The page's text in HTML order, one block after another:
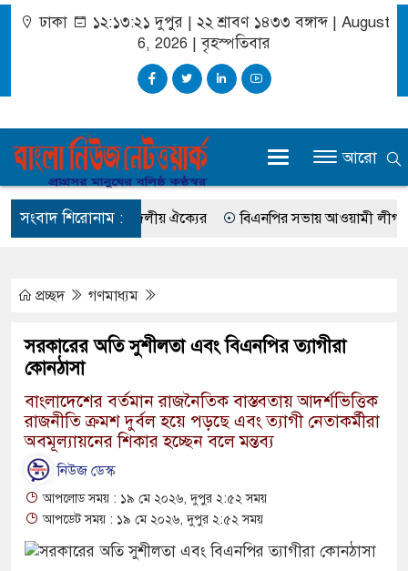
ঢাকা ১২:১৩:২২ দুপুর| ২২ শ্রাবণ ১৪৩৩ বঙ্গাব্দ | August
6, 2026 |বৃহস্পতিবার
আরো
সংবাদ শিরোনাম :
ঘোষণা ১১-দলীয় ঐক্যের বিএনপির সভায় আওয়ামী লীগ
প্রচ্ছদ গণমাধ্যম
সরকারের অতি সুশীলতা এবং বিএনপির ত্যাগীরা
কোনঠাসা
বাংলাদেশের বর্তমান রাজনৈতিক বাস্তবতায় আদর্শভিত্তিক
রাজনীতি ক্রমশ দুর্বল হয়ে পড়ছে এবং ত্যাগী নেতাকর্মীরা
অবমূল্যায়নের শিকার হচ্ছেন বলে মন্তব্য
নিউজ ডেস্ক
আপলোড সময় : ১৯ মে ২০২৬, দুপুর ২:৫২ সময়
আপডেট সময় : ১৯ মে ২০২৬, দুপুর ২:৫২ সময়